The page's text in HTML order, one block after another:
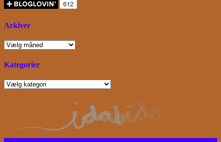
Arkiver
Arkiver
Kategorier
Kategorier